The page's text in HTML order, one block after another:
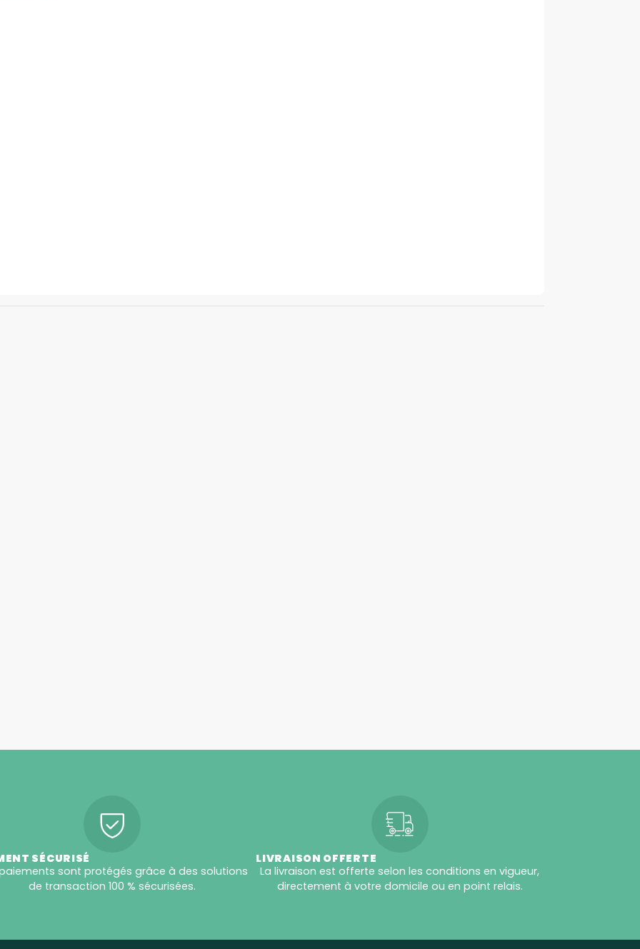
LIVRAISON OFFERTE
La livraison est offerte selon les conditions en vigueur,
directement à votre domicile ou en point relais.
SÉCURISÉ
sont protégés grâce à des solutions
de transaction 100 % sécurisées.